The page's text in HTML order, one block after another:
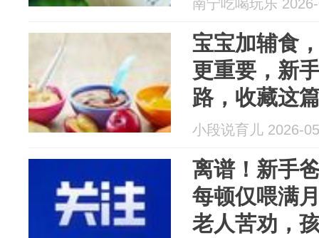
南宁吃喝玩乐
宝宝加辅食
更重要，新
路，收藏这
小段说育儿 2026-
离谱！新手
每顿仅喂满
老人苦劝，